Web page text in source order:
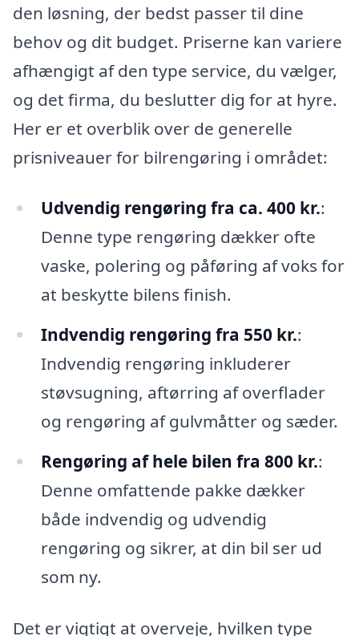
den løsning, der bedst passer til dine
behov og dit budget. Priserne kan variere
afhængigt af den type service, du vælger,
og det firma, du beslutter dig for at hyre.
Her er et overblik over de generelle
prisniveauer for bilrengøring i området:
Udvendig rengøring fra ca. 400 kr.:
Denne type rengøring dækker ofte
vaske, polering og påføring af voks for
at beskytte bilens finish.
Indvendig rengøring fra 550 kr.:
Indvendig rengøring inkluderer
støvsugning, aftørring af overflader
og rengøring af gulvmåtter og sæder.
Rengøring af hele bilen fra 800 kr.:
Denne omfattende pakke dækker
både indvendig og udvendig
rengøring og sikrer, at din bil ser ud
som ny.
Det er vigtigt at overveje, hvilken type